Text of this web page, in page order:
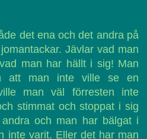
det ena och det andra på
Jävlar vad man
man har hällt i sig! Man
att man inte ville se en
man väl förresten inte
stimmat och stoppat i sig
och man har bälgat i
inte varit. Eller det har man